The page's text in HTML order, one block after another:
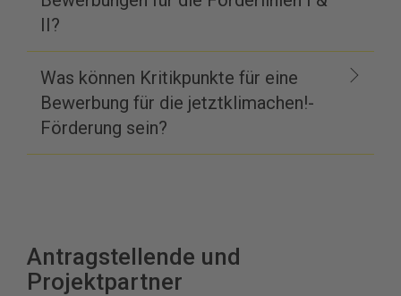
II?
Was können Kritikpunkte für eine
Bewerbung für die jetztklimachen!-
Förderung sein?
Antragstellende und
Projektpartner